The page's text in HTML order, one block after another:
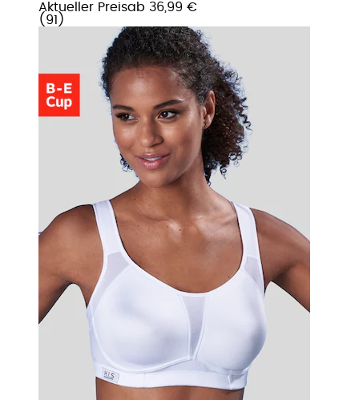
Aktueller Preisab 36,99 €
( 91 )